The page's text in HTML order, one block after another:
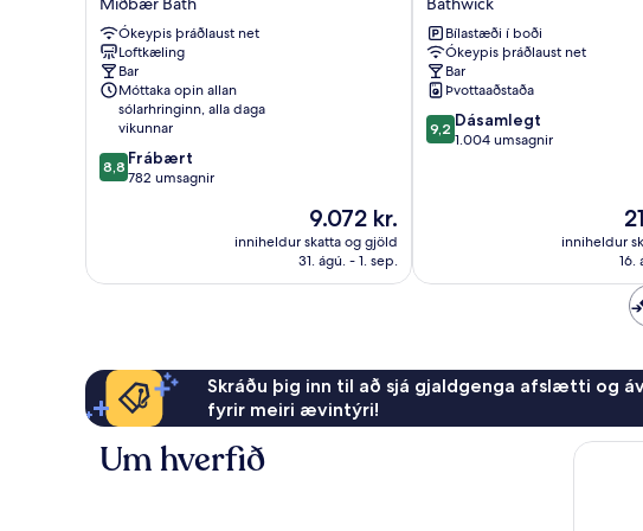
Hotel
Bath
Miðbær
Bath
Ókeypis þráðlaust net
Loftkæling
Bar
Móttaka opin allan
sólarhringinn, alla daga
vikunnar
8.8
af
8,8 Frábært
782 umsagnir
Verðið
er
9.072 kr.
9.072 kr.
inniheldur skatta og gjöld
31. ágú. - 1. sep.
Bathwick
Bílastæði í boði
Ókeypis þráðlaust net
Bar
Þvottaaðstaða
9.2
af
9,2 Dásamlegt
1.004 umsagnir
er
inniheldur
16.
Skráðu þig inn til að sjá gjaldgenga afslætti og
fyrir meiri ævintýri!
Um hverfið